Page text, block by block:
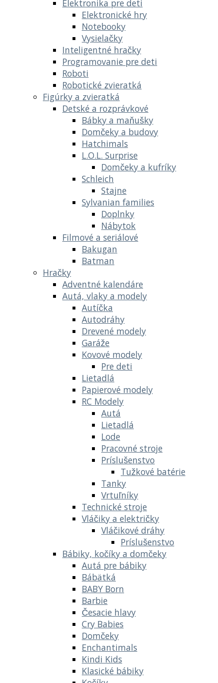
Elektronika pre deti
Elektronické hry
Notebooky
Vysielačky
Inteligentné hračky
Programovanie pre deti
Roboti
Robotické zvieratká
Figúrky a zvieratká
Detské a rozprávkové
Bábky a maňušky
Domčeky a budovy
Hatchimals
L.O.L. Surprise
Domčeky a kufríky
Schleich
Stajne
Sylvanian families
Doplnky
Nábytok
Filmové a seriálové
Bakugan
Batman
Hračky
Adventné kalendáre
Autá, vlaky a modely
Autíčka
Autodráhy
Drevené modely
Garáže
Kovové modely
Pre deti
Lietadlá
Papierové modely
RC Modely
Autá
Lietadlá
Lode
Pracovné stroje
Príslušenstvo
Tužkové batérie
Tanky
Vrtuľníky
Technické stroje
Vláčiky a električky
Vláčikové dráhy
Príslušenstvo
Bábiky, kočíky a domčeky
Autá pre bábiky
Bábätká
BABY Born
Barbie
Česacie hlavy
Cry Babies
Domčeky
Enchantimals
Kindi Kids
Klasické bábiky